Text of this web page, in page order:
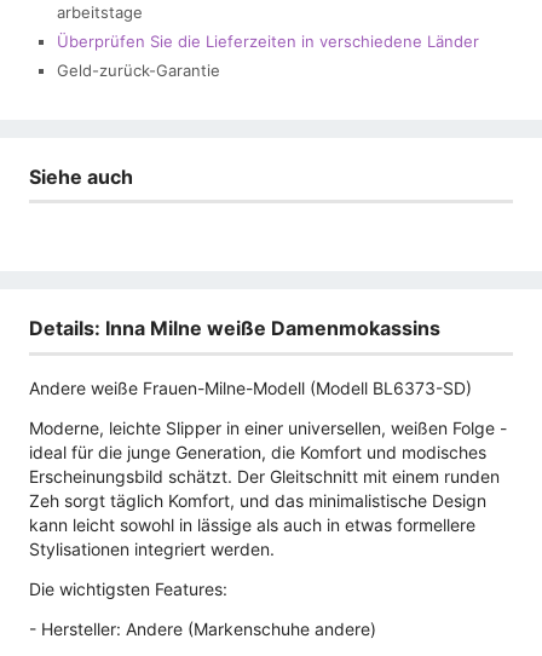
arbeitstage
Überprüfen Sie die Lieferzeiten in verschiedene Länder
Geld-zurück-Garantie
Siehe auch
Details: Inna Milne weiße Damenmokassins
Andere weiße Frauen-Milne-Modell (Modell BL6373-SD)
Moderne, leichte Slipper in einer universellen, weißen Folge -
ideal für die junge Generation, die Komfort und modisches
Erscheinungsbild schätzt. Der Gleitschnitt mit einem runden
Zeh sorgt täglich Komfort, und das minimalistische Design
kann leicht sowohl in lässige als auch in etwas formellere
Stylisationen integriert werden.
Die wichtigsten Features:
- Hersteller: Andere (Markenschuhe andere)